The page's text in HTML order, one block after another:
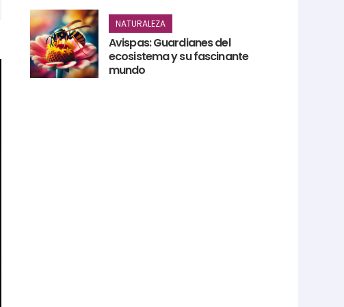
NATURALEZA
Avispas: Guardianes del
ecosistema y su fascinante
mundo